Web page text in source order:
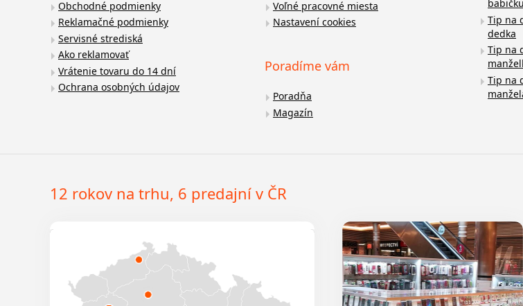
Obchodné podmienky
Reklamačné podmienky
Servisné strediská
Ako reklamovať
Vrátenie tovaru do 14 dní
Ochrana osobných údajov
Voľné pracovné miesta
Nastavení cookies
Poradíme vám
Poradňa
Magazín
babičku
Tip na
dedka
Tip na
Tip na
12 rokov na trhu, 6 predajní v ČR